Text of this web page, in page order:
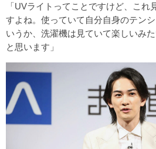
「UVライトってことですけど、こ
すよね。使っていて自分自身のテン
いうか、洗濯機は見ていて楽しいみ
と思います」